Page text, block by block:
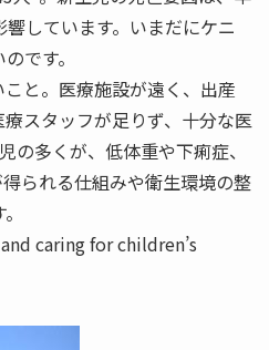
しています。いまだにケニ
です。
と。医療施設が遠く、出産
スタッフが足りず、十分な医
多くが、低体重や下痢症、
られる仕組みや衛生環境の整
caring for children’s